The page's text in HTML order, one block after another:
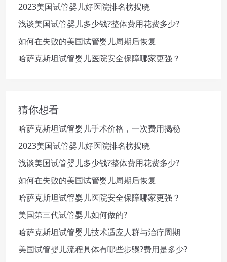
2023美国试管婴儿好医院排名榜揭晓
浅谈美国试管婴儿多少钱?整体费用花费多少?
如何在失败的美国试管婴儿周期后恢复
哈萨克斯坦试管婴儿医院安全保障哪家更强？
猜你想看
哈萨克斯坦试管婴儿手术价格，一次费用揭秘
2023美国试管婴儿好医院排名榜揭晓
浅谈美国试管婴儿多少钱?整体费用花费多少?
如何在失败的美国试管婴儿周期后恢复
哈萨克斯坦试管婴儿医院安全保障哪家更强？
美国第三代试管婴儿如何做的?
哈萨克斯坦试管婴儿技术适应人群与治疗周期
美国试管婴儿流程具体有哪些步骤?费用是多少?